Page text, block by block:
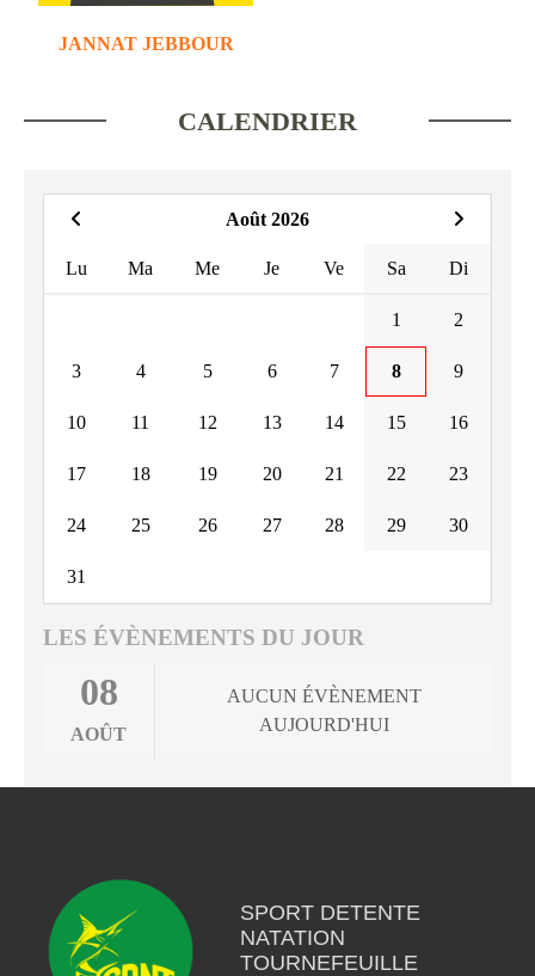
JANNAT JEBBOUR
CALENDRIER
Août 2026
Lu Ma Me Je Ve Sa Di
1 2
3 4 5 6 7 8 9
10 11 12 13 14 15 16
17 18 19 20 21 22 23
24 25 26 27 28 29 30
31
LES ÉVÈNEMENTS DU JOUR
08
AOÛT
AUCUN ÉVÈNEMENT
AUJOURD'HUI
SPORT DETENTE
NATATION
TOURNEFEUILLE